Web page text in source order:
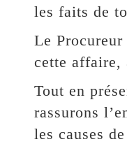
les faits de
Le
cette affaire,
Tout en
rassurons
les causes